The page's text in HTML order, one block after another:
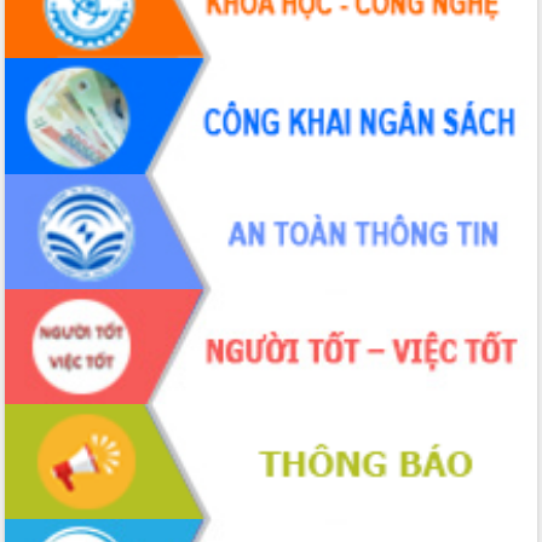
Hội thảo khoa học “Giải pháp thúc đẩy
phát triển nền kinh tế xanh tại tỉnh
Đắk Lắk”
Tăng cường giám sát, đôn đốc thực
hiện nhiệm vụ quản lý tài sản công
hàng tuần
Tháo gỡ những vướng mắc, đẩy mạnh
công tác cải cách thủ tục hành chính
tại Trung tâm Phục vụ hành chính
công tỉnh
Đắk Lắk: Tôn vinh 46 giải pháp tại Hội
thi Sáng tạo Kỹ thuật 2024 - 2025
Đắk Lắk rà soát, điều chỉnh Đề án 190
về phát triển nuôi trồng thủy sản
Phó Chủ tịch UBND tỉnh Đắk Lắk
Trương Công Thái kiểm tra thực địa
Dự án cao tốc Khánh Hòa - Buôn Ma
Thuột
Định vị cà phê Việt Nam như một “di
sản sống” trong dòng chảy toàn cầu